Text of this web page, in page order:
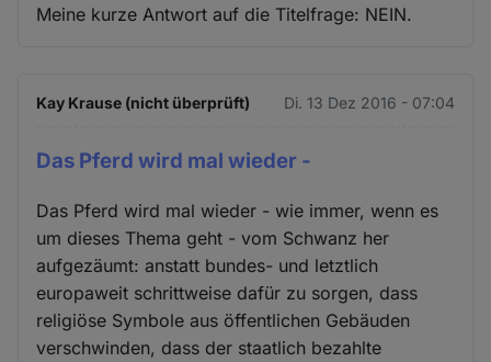
Meine kurze Antwort auf die Titelfrage: NEIN.
Kay Krause (nicht überprüft) Di. 13 Dez 2016 - 07:04
Das Pferd wird mal wieder -
Das Pferd wird mal wieder - wie immer, wenn es
um dieses Thema geht - vom Schwanz her
aufgezäumt: anstatt bundes- und letztlich
europaweit schrittweise dafür zu sorgen, dass
religiöse Symbole aus öffentlichen Gebäuden
verschwinden, dass der staatlich bezahlte